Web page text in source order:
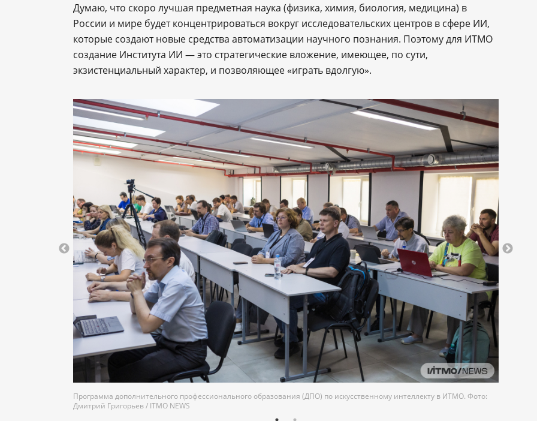
Думаю, что скоро лучшая предметная наука (физика, химия, биология, медицина) в
России и мире будет концентрироваться вокруг исследовательских центров в сфере ИИ,
которые создают новые средства автоматизации научного познания. Поэтому для ИТМО
создание Института ИИ — это стратегические вложение, имеющее, по сути,
экзистенциальный характер, и позволяющее «играть вдолгую».
Программа дополнительного профессионального образования (ДПО) по искусственному интеллекту в ИТМО. Фото:
Дмитрий Григорьев / ITMO NEWS